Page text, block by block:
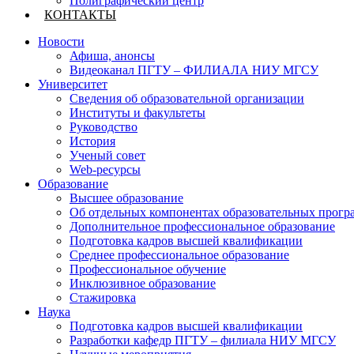
КОНТАКТЫ
Новости
Афиша, анонсы
Видеоканал ПГТУ – ФИЛИАЛА НИУ МГСУ
Университет
Сведения об образовательной организации
Институты и факультеты
Руководство
История
Ученый совет
Web-ресурсы
Образование
Высшее образование
Об отдельных компонентах образовательных
Дополнительное профессиональное образование
Подготовка кадров высшей квалификации
Среднее профессиональное образование
Профессиональное обучение
Инклюзивное образование
Стажировка
Наука
Подготовка кадров высшей квалификации
Разработки кафедр ПГТУ – филиала НИУ МГСУ